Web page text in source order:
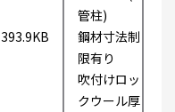
393.9KB
管柱)
鋼材寸法制
限有り
吹付けロッ
クウール厚